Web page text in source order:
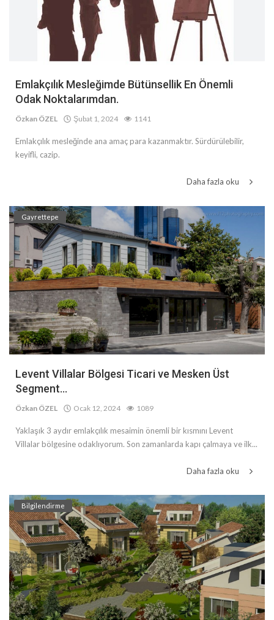
Emlakçılık Mesleğimde Bütünsellik En Önemli
Odak Noktalarımdan.
Özkan ÖZEL Şubat 1, 2024 1141
Emlakçılık mesleğinde ana amaç para kazanmaktır. Sürdürülebilir,
keyifli, cazip.
Daha fazla oku
Gayrettepe
Levent Villalar Bölgesi Ticari ve Mesken Üst
Segment...
Özkan ÖZEL Ocak 12, 2024 1089
Yaklaşık 3 aydır emlakçılık mesaimin önemli bir kısmını Levent
Villalar bölgesine odaklıyorum. Son zamanlarda kapı çalmaya ve ilk...
Daha fazla oku
Bilgilendirme